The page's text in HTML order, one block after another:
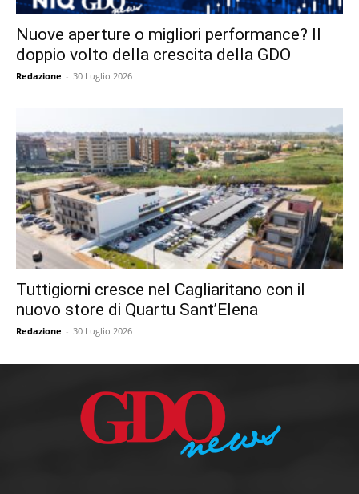
Nuove aperture o migliori performance? Il
doppio volto della crescita della GDO
Redazione - 30 Luglio 2026
Tuttigiorni cresce nel Cagliaritano con il
nuovo store di Quartu Sant’Elena
Redazione - 30 Luglio 2026